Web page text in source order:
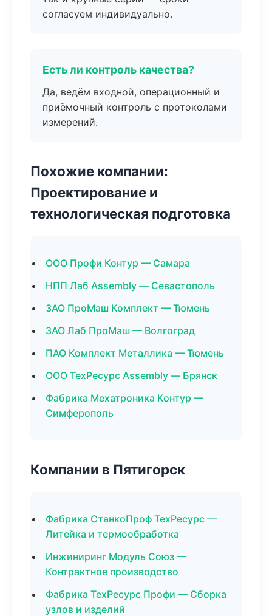
согласуем индивидуально.
Есть ли контроль качества?
Да, ведём входной, операционный и
приёмочный контроль с протоколами
измерений.
Похожие компании:
Проектирование и
технологическая подготовка
ООО Профи Контур — Самара
НПП Лаб Assembly — Севастополь
ЗАО ПроМаш Комплект — Тюмень
ЗАО Лаб ПроМаш — Волгоград
ПАО Комплект Металлика — Тюмень
ООО ТехРесурс Assembly — Брянск
Фабрика Мехатроника Контур —
Симферополь
Компании в Пятигорск
Фабрика СтанкоПроф ТехРесурс —
Литейка и термообработка
Инжиниринг Модуль Союз —
Контрактное производство
Фабрика ТехРесурс Профи — Сборка
узлов и изделий